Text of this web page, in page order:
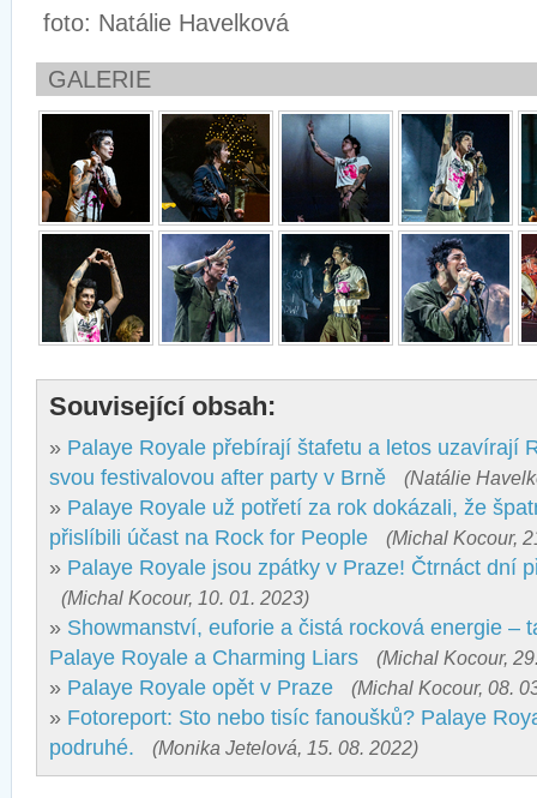
foto: Natálie Havelková
GALERIE
Související obsah:
» Palaye Royale přebírají štafetu a letos uzavírají
svou festivalovou after party v Brně
(Natálie
» Palaye Royale už potřetí za rok dokázali, že
přislíbili účast na Rock for People
(Michal Kocour,
» Palaye Royale jsou zpátky v Praze! Čtrnáct dní
(Michal Kocour, 10. 01. 2023)
» Showmanství, euforie a čistá rocková energie –
Palaye Royale a Charming Liars
(Michal Kocour,
» Palaye Royale opět v Praze (Michal Kocour, 08.
» Fotoreport: Sto nebo tisíc fanoušků? Palaye
podruhé.
(Monika Jetelová, 15. 08. 2022)